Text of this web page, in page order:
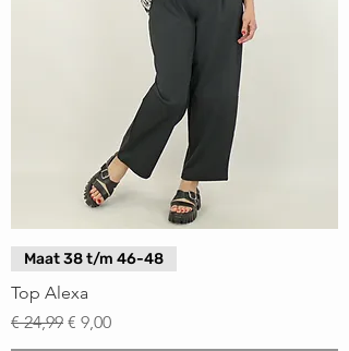
Maat 38 t/m 46-48
Top Alexa
Normale prijs
€ 24,99 Verkoopprijs
€ 9,00